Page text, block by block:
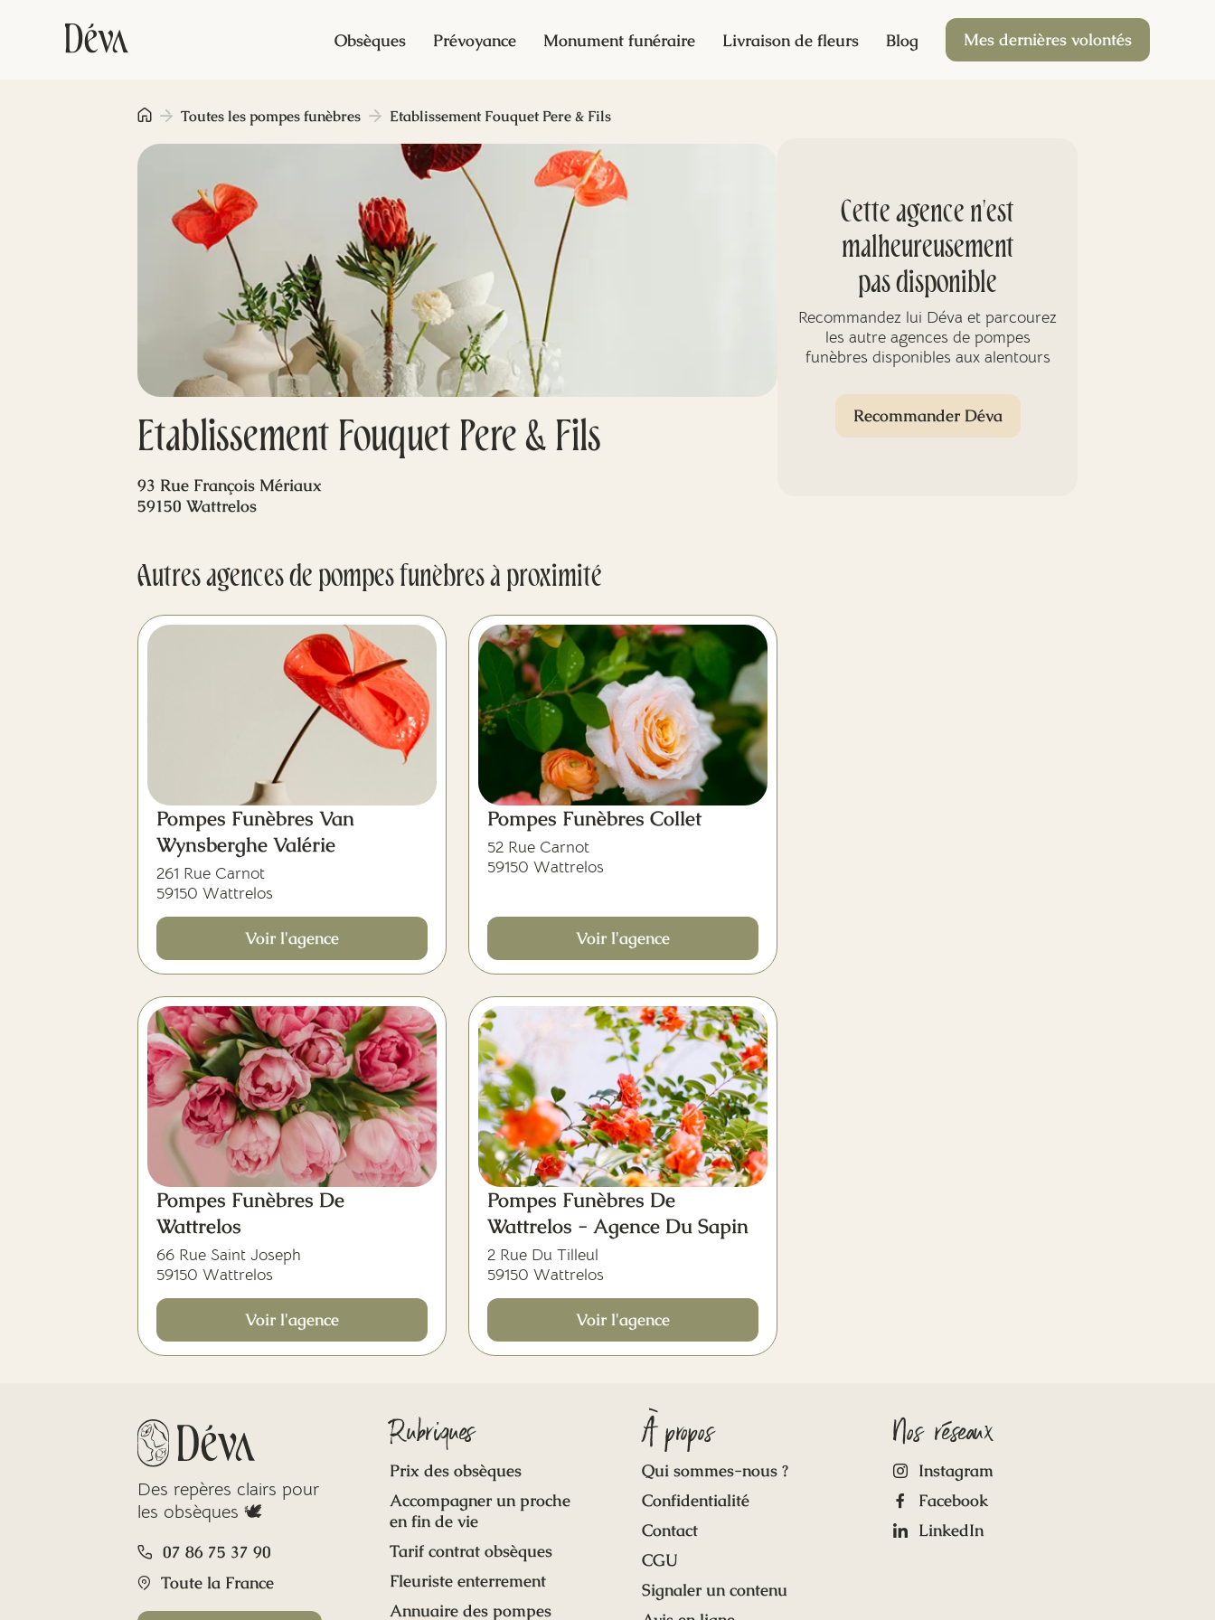
Obsèques Prévoyance Monument funéraire Livraison de fleurs Blog Mes dernières volontés
Etablissement Fouquet Pere & Fils
Toutes les pompes funèbres Etablissement Fouquet Pere & Fils
93 Rue François Mériaux
59150 Wattrelos
Autres agences de pompes funèbres à proximité
Pompes Funèbres Van
Wynsberghe Valérie
261 Rue Carnot
59150 Wattrelos
Voir l'agence
Pompes Funèbres Collet
52 Rue Carnot
59150 Wattrelos
Voir l'agence
Pompes Funèbres De
Wattrelos
66 Rue Saint Joseph
59150 Wattrelos
Voir l'agence
Pompes Funèbres De
Wattrelos - Agence Du Sapin
2 Rue Du Tilleul
59150 Wattrelos
Voir l'agence
Cette agence n'est
malheureusement
pas disponible
Recommandez lui Déva et parcourez
les autre agences de pompes
funèbres disponibles aux alentours
Recommander Déva
Des repères clairs pour
les obsèques 🕊️
07 86 75 37 90
Toute la France
Rubriques
Prix des obsèques
Accompagner un proche
en fin de vie
Tarif contrat obsèques
Fleuriste enterrement
Annuaire des pompes
À propos
Qui sommes-nous ?
Confidentialité
Contact
CGU
Signaler un contenu
Nos réseaux
Instagram
Facebook
LinkedIn